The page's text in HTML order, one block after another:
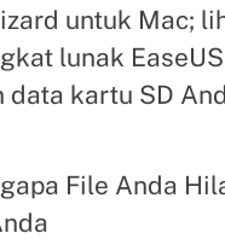
untuk Mac;
lunak
data kartu SD
File Anda